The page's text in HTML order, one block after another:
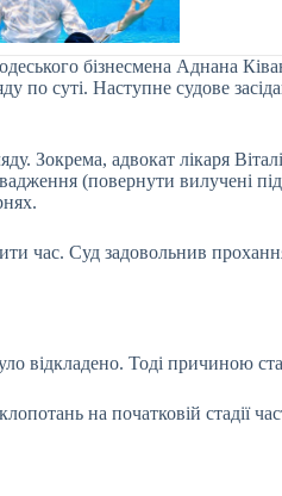
бізнесмена Аднана
по суті. Наступне судове
Зокрема, адвокат лікаря
(повернути вилучені
час. Суд задовольнив
відкладено. Тоді причиною
на початковій стадії